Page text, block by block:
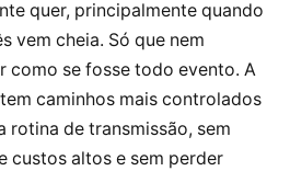
quer, principalmente quando
vem cheia. Só que nem
como se fosse todo evento. A
caminhos mais controlados
rotina de transmissão, sem
custos altos e sem perder